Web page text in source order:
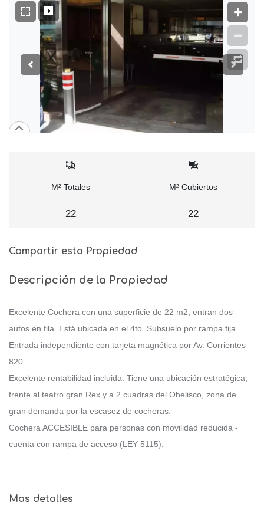
M² Totales
22
M² Cubiertos
22
Compartir esta Propiedad
Descripción de la Propiedad
Excelente Cochera con una superficie de 22 m2, entran dos
autos en fila. Está ubicada en el 4to. Subsuelo por rampa fija.
Entrada independiente con tarjeta magnética por Av. Corrientes
820.
Excelente rentabilidad incluida. Tiene una ubicación estratégica,
frente al teatro gran Rex y a 2 cuadras del Obelisco, zona de
gran demanda por la escasez de cocheras.
Cochera ACCESIBLE para personas con movilidad reducida -
cuenta con rampa de acceso (LEY 5115).
Mas detalles